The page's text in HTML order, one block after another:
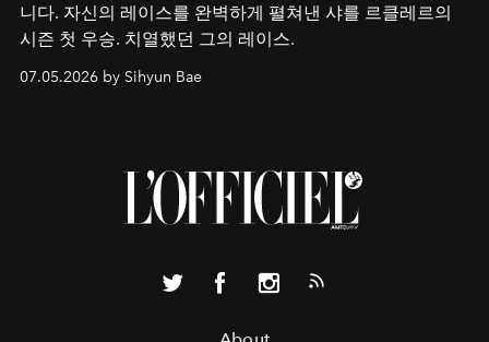
니다. 자신의 레이스를 완벽하게 펼쳐낸 샤를 르클레르의
시즌 첫 우승. 치열했던 그의 레이스.
07.05.2026 by Sihyun Bae